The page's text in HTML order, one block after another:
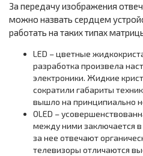
За передачу изображения
можно назвать сердцем
работать на таких типах
LED – цветные
разработка произвела
электроники. Жидкие
сократили габариты
вышло на принципиально
OLED –
между ними заключается в
за нее отвечают
телевизоры отличаются